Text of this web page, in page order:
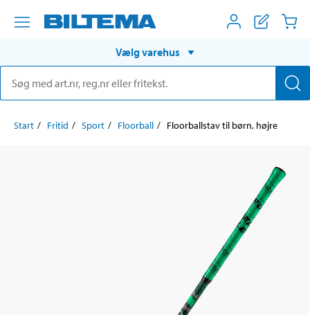
Vælg varehus
Start Fritid Sport Floorball Floorballstav til børn, højre